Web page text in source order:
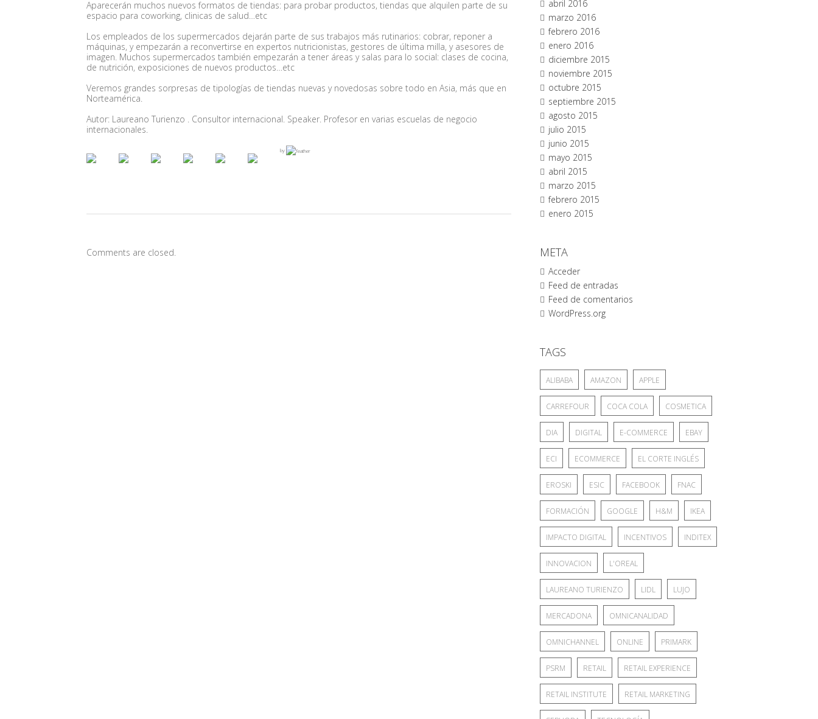
Aparecerán muchos nuevos formatos de tiendas: para probar productos, tiendas que alquilen parte de su
espacio para coworking, clinicas de salud…etc
Los empleados de los supermercados dejarán parte de sus trabajos más rutinarios: cobrar, reponer a
máquinas, y empezarán a reconvertirse en expertos nutricionistas, gestores de última milla, y asesores de
imagen. Muchos supermercados también empezarán a tener áreas y salas para lo social: clases de cocina,
de nutrición, exposiciones de nuevos productos…etc
Veremos grandes sorpresas de tipologías de tiendas nuevas y novedosas sobre todo en Asia, más que en
Norteamérica.
Autor: Laureano Turienzo . Consultor internacional. Speaker. Profesor en varias escuelas de negocio
internacionales.
by
Comments are closed.
abril 2016
marzo 2016
febrero 2016
enero 2016
diciembre 2015
noviembre 2015
octubre 2015
septiembre 2015
agosto 2015
julio 2015
junio 2015
mayo 2015
abril 2015
marzo 2015
febrero 2015
enero 2015
META
Acceder
Feed de entradas
Feed de comentarios
WordPress.org
TAGS
ALIBABA AMAZON APPLE
CARREFOUR COCA COLA COSMETICA
DIA DIGITAL E-COMMERCE EBAY
ECI ECOMMERCE EL CORTE INGLÉS
EROSKI ESIC FACEBOOK FNAC
FORMACIÓN GOOGLE H&M IKEA
IMPACTO DIGITAL INCENTIVOS INDITEX
INNOVACION L'OREAL
LAUREANO TURIENZO LIDL LUJO
MERCADONA OMNICANALIDAD
OMNICHANNEL ONLINE PRIMARK
PSRM RETAIL RETAIL EXPERIENCE
RETAIL INSTITUTE RETAIL MARKETING